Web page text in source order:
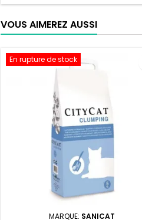
VOUS AIMEREZ AUSSI
En rupture de stock
MARQUE: SANICAT